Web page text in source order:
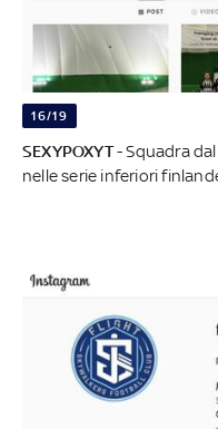
16/19
SEXYPOXYT- Squadra
nelle serie inferiori